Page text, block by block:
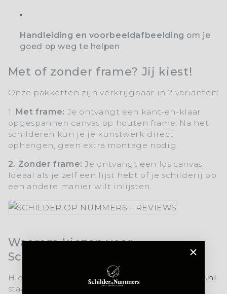
Handleiding en voorbeeldafbeelding om je
goed op weg te helpen
Met of zonder frame? Jij kiest!
Onze pakketten zijn verkrijgbaar in 2 varianten:
1. Met frame: Je ontvangt een kant-en-klaar
opgespannen canvas op houten frame. Na het
schilderen kun je je kunstwerk direct
ophangen, geen extra montage nodig
2. Zonder frame: Je ontvangt een los canvas.
Ideaal als je zelf een lijst hebt of je schilderij op
een andere manier wilt inlijsten.
Waarom kiezen voor
SchilderOpNr.nl?
Hier is een korte uitleg waarom
schilperopnr.nl
staat voor topkwaliteit en een unieke